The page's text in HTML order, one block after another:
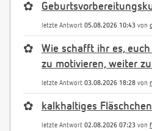
✿
letzte Antwort 05.08.2026 10:43 von
✿
Wie schafft ihr es,
zu motivieren, weiter
letzte Antwort 03.08.2026 18:28 von
✿ kalkhaltiges
letzte Antwort 02.08.2026 07:23 von